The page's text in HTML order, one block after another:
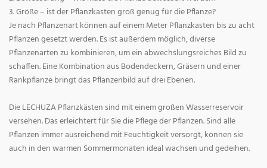
3. Größe – ist der Pflanzkasten groß genug für die Pflanze?
Je nach Pflanzenart können auf einem Meter Pflanzkasten bis zu acht
Pflanzen gesetzt werden. Es ist außerdem möglich, diverse
Pflanzenarten zu kombinieren, um ein abwechslungsreiches Bild zu
schaffen. Eine Kombination aus Bodendeckern, Gräsern und einer
Rankpflanze bringt das Pflanzenbild auf drei Ebenen.
Die LECHUZA Pflanzkästen sind mit einem großen Wasserreservoir
versehen. Das erleichtert für Sie die Pflege der Pflanzen. Sind alle
Pflanzen immer ausreichend mit Feuchtigkeit versorgt, können sie
auch in den warmen Sommermonaten ideal wachsen und gedeihen.